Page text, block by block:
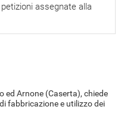
assegnate alla
ed Arnone (Caserta), chiede
fabbricazione e utilizzo dei